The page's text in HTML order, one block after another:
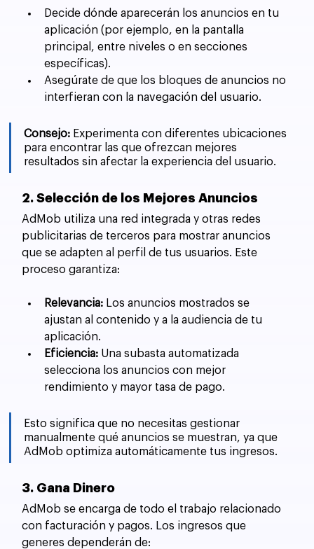
Decide dónde aparecerán los anuncios en tu
aplicación (por ejemplo, en la pantalla
principal, entre niveles o en secciones
específicas).
Asegúrate de que los bloques de anuncios no
interfieran con la navegación del usuario.
Consejo: Experimenta con diferentes ubicaciones
para encontrar las que ofrezcan mejores
resultados sin afectar la experiencia del usuario.
2. Selección de los Mejores Anuncios
AdMob utiliza una red integrada y otras redes
publicitarias de terceros para mostrar anuncios
que se adapten al perfil de tus usuarios. Este
proceso garantiza:
Relevancia: Los anuncios mostrados se
ajustan al contenido y a la audiencia de tu
aplicación.
Eficiencia: Una subasta automatizada
selecciona los anuncios con mejor
rendimiento y mayor tasa de pago.
Esto significa que no necesitas gestionar
manualmente qué anuncios se muestran, ya que
AdMob optimiza automáticamente tus ingresos.
3. Gana Dinero
AdMob se encarga de todo el trabajo relacionado
con facturación y pagos. Los ingresos que
generes dependerán de: